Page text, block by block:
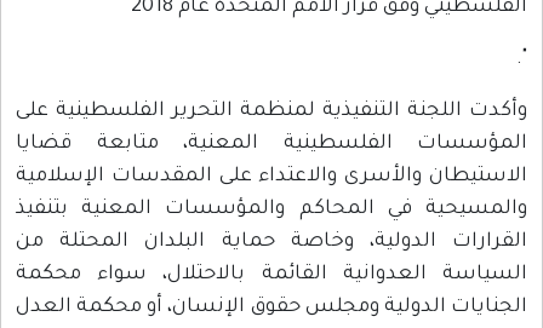
الفلسطيني وفق قرار الأمم المتحدة عام 2018
".
وأكدت اللجنة التنفيذية لمنظمة التحرير الفلسطينية على
المؤسسات الفلسطينية المعنية، متابعة قضايا
الاستيطان والأسرى والاعتداء على المقدسات الإسلامية
والمسيحية في المحاكم والمؤسسات المعنية بتنفيذ
القرارات الدولية، وخاصة حماية البلدان المحتلة من
السياسة العدوانية القائمة بالاحتلال، سواء محكمة
الجنايات الدولية ومجلس حقوق الإنسان، أو محكمة العدل